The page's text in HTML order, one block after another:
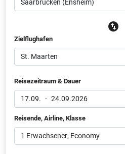
Zielflughafen
Reisezeitraum & Dauer
17.09. - 24.09.2026
Reisende, Airline, Klasse
1 Erwachsener, Economy